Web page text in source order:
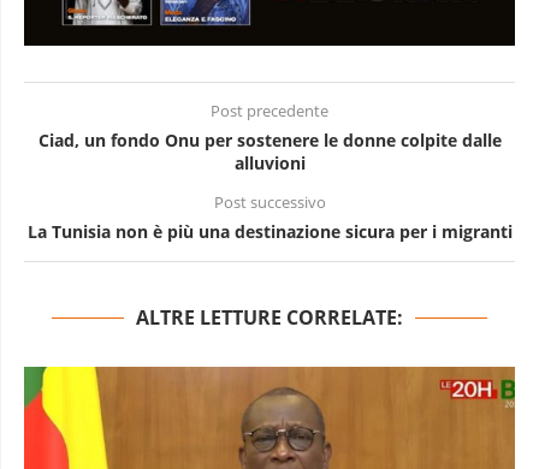
Post precedente
Ciad, un fondo Onu per sostenere le donne colpite dalle
alluvioni
Post successivo
La Tunisia non è più una destinazione sicura per i migranti
ALTRE LETTURE CORRELATE: